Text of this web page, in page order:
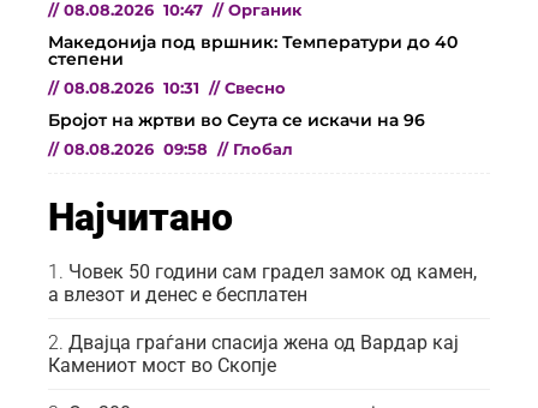
// 08.08.2026 10:47 // Органик
Македонија под вршник: Температури до 40
степени
// 08.08.2026 10:31 // Свесно
Бројот на жртви во Сеута се искачи на 96
// 08.08.2026 09:58 // Глобал
Најчитано
Човек 50 години сам градел замок од камен,
а влезот и денес е бесплатен
Двајца граѓани спасија жена од Вардар кај
Камениот мост во Скопје